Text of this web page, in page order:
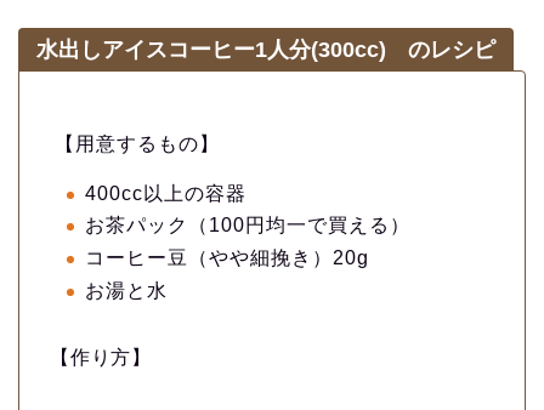
水出しアイスコーヒー1人分(300cc) のレシピ
【用意するもの】
400cc以上の容器
お茶パック（100円均一で買える）
コーヒー豆（やや細挽き）20g
お湯と水
【作り方】